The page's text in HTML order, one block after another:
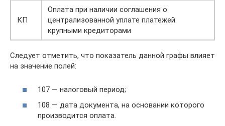
КП
Оплата при наличии соглашения о
централизованной уплате платежей
крупными кредиторами
Следует отметить, что показатель данной графы влияет
на значение полей:
107 — налоговый период;
108 — дата документа, на основании которого
производится оплата.